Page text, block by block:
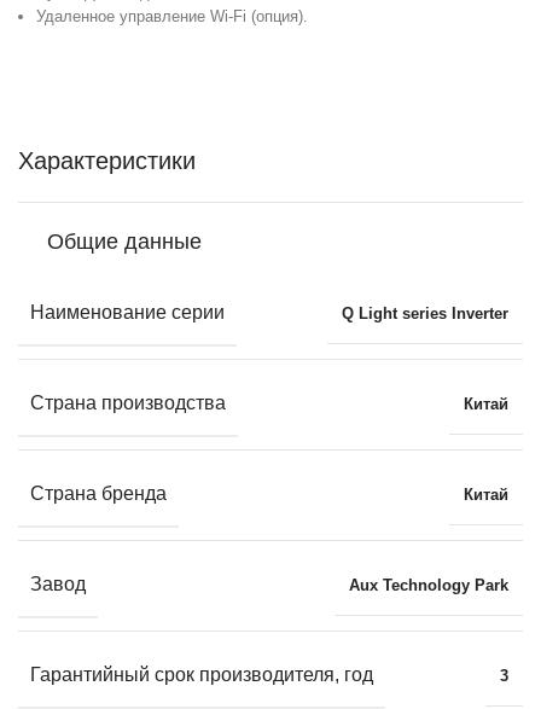
Удаленное управление Wi-Fi (опция).
Характеристики
Общие данные
Наименование серии Q Light series Inverter
Страна производства Китай
Страна бренда Китай
Завод Aux Technology Park
Гарантийный срок производителя, год 3